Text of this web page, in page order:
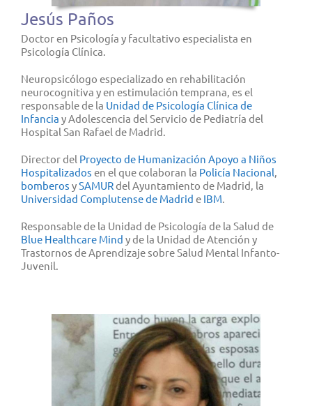
Jesús Paños
Doctor en Psicología y facultativo especialista en
Psicología Clínica.
Neuropsicólogo especializado en rehabilitación
neurocognitiva y en estimulación temprana, es el
responsable de la Unidad de Psicología Clínica de
Infancia y Adolescencia del Servicio de Pediatría del
Hospital San Rafael de Madrid.
Director del Proyecto de Humanización Apoyo a Niños
Hospitalizados en el que colaboran la Policía Nacional
bomberos ySAMURdel Ayuntamiento de Madrid, la
Universidad Complutense de Madrid e IBM
Responsable de la Unidad de Psicología de la Salud de
Blue Healthcare Mind y de la Unidad de Atención y
Trastornos de Aprendizaje sobre Salud Mental Infanto-
Juvenil.